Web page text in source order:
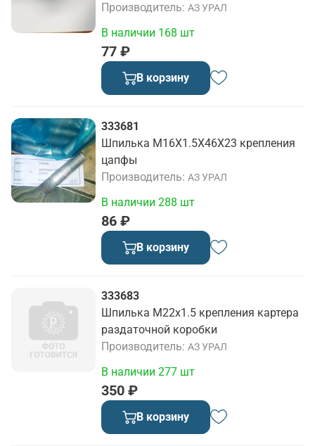
Производитель АЗ УРАЛ
77 ₽
В наличии 168 шт
В корзину
333681
Шпилька М16Х1.5Х46Х23 крепления
цапфы
Производитель АЗ УРАЛ
86 ₽
В наличии 288 шт
В корзину
333683
Шпилька М22х1.5 крепления картера
раздаточной коробки
Производитель АЗ УРАЛ
350 ₽
В наличии 277 шт
В корзину